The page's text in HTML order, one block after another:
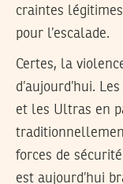
craintes
pour l’escalade.
Certes, la
d’aujourd’hui.
et les Ultras en
forces de
est aujourd’hui